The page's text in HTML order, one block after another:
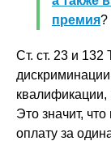
премия?
Ст. ст. 23 и
квалификации,
Это значит,
оплату за